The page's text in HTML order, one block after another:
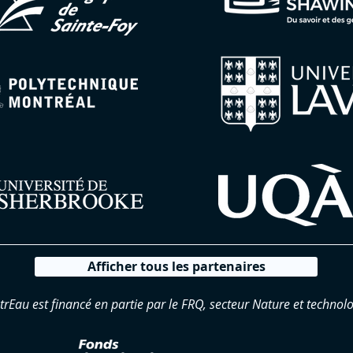
Afficher tous les partenaires
est financé en partie par le FRQ, secteur Nature et